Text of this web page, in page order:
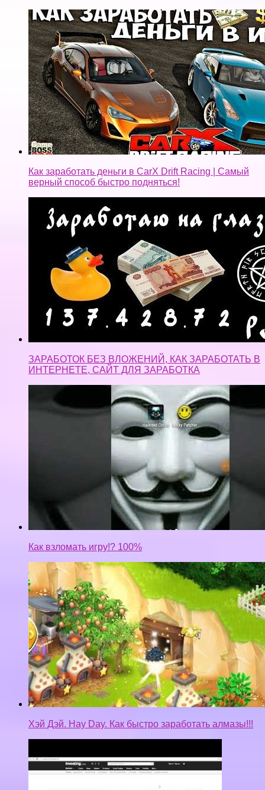
Как заработать деньги в CarX Drift Racing | Самый
верный способ быстро подняться!
ЗАРАБОТОК БЕЗ ВЛОЖЕНИЙ, КАК ЗАРАБОТАТЬ В
ИНТЕРНЕТЕ, САЙТ ДЛЯ ЗАРАБОТКА
Как взломать игру!? 100%
Хэй Дэй. Hay Day. Как быстро заработать алмазы!!!